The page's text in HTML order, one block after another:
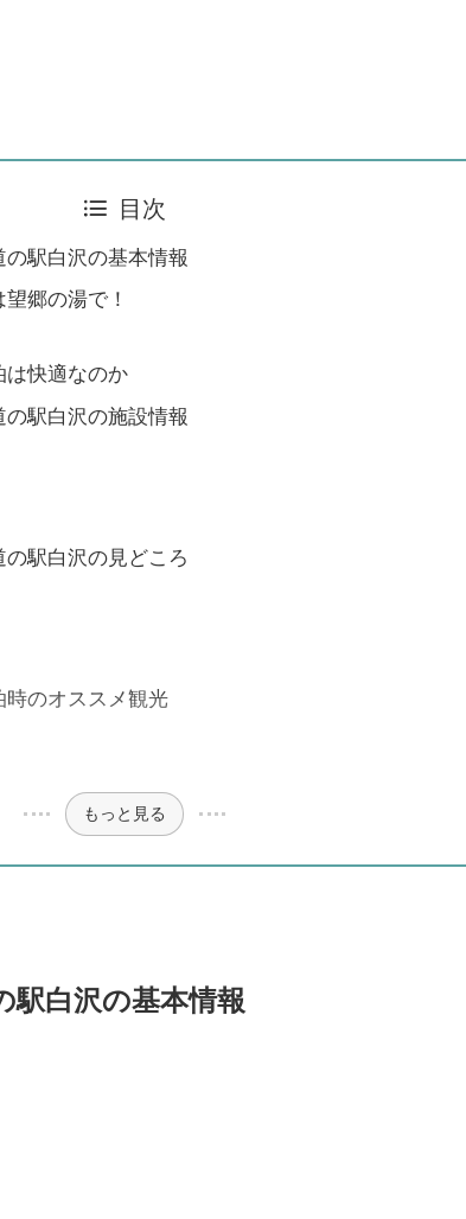
目次
の駅白沢の基本情報
郷の湯で！
は快適なのか
の駅白沢の施設情報
の駅白沢の見どころ
のオススメ観光
もっと見る
駅白沢の基本情報